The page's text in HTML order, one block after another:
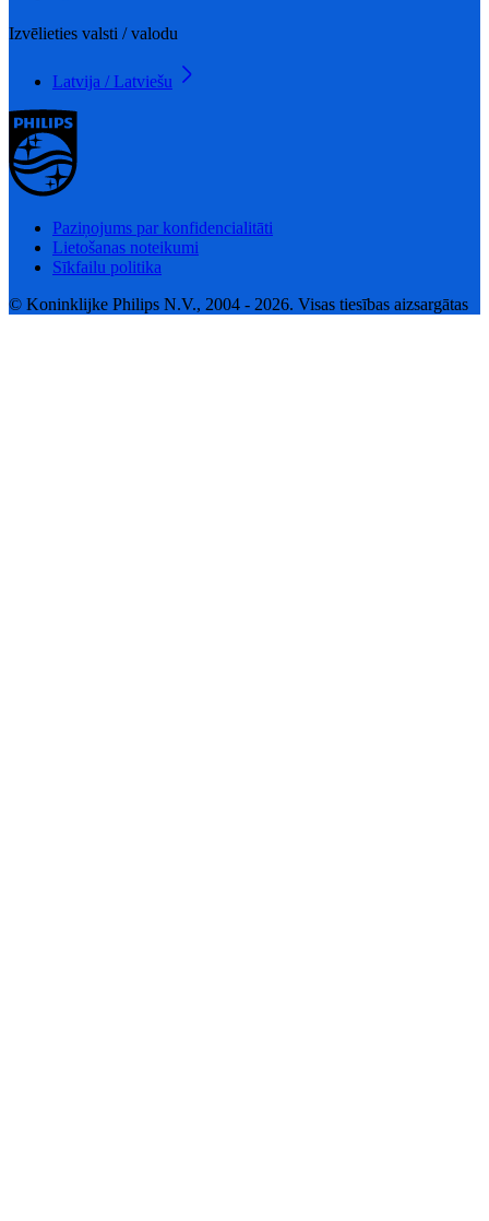
Izvēlieties valsti / valodu
Latvija / Latviešu
Paziņojums par konfidencialitāti
Lietošanas noteikumi
Sīkfailu politika
© Koninklijke Philips N.V., 2004 - 2026. Visas tiesības aizsargātas